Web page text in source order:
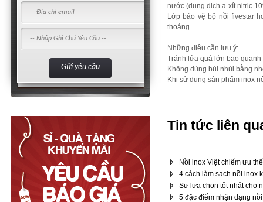
nước (dung dịch a-xít nitric
Lớp bảo vệ bộ nồi fivestar
thoáng.
Những điều cần lưu ý:
Tránh lửa quá lớn bao quanh
Không dùng bùi nhùi bằng
Khi sử dụng sản phẩm inox
Tin tức liên
Nồi inox Việt chiếm ưu
4 cách làm sạch nồi inox
Sự lựa chọn tốt nhất cho
5 đặc điểm nhận dạng